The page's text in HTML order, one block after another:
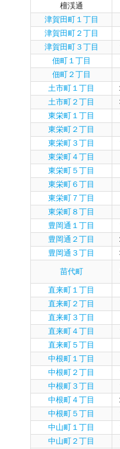
檀渓通
津賀田町１丁目
津賀田町２丁目
津賀田町３丁目
佃町１丁目
佃町２丁目
土市町１丁目
土市町２丁目
東栄町１丁目
東栄町２丁目
東栄町３丁目
東栄町４丁目
東栄町５丁目
東栄町６丁目
東栄町７丁目
東栄町８丁目
豊岡通１丁目
豊岡通２丁目
豊岡通３丁目
苗代町
直来町１丁目
直来町２丁目
直来町３丁目
直来町４丁目
直来町５丁目
中根町１丁目
中根町２丁目
中根町３丁目
中根町４丁目
中根町５丁目
中山町１丁目
中山町２丁目